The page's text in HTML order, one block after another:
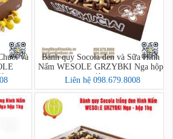
và
Bánh quy Socola đen và Sữa Hình
Nấm WESOLE GRZYBKI Nga hộp
1kg
Liên hệ 098.679.8008